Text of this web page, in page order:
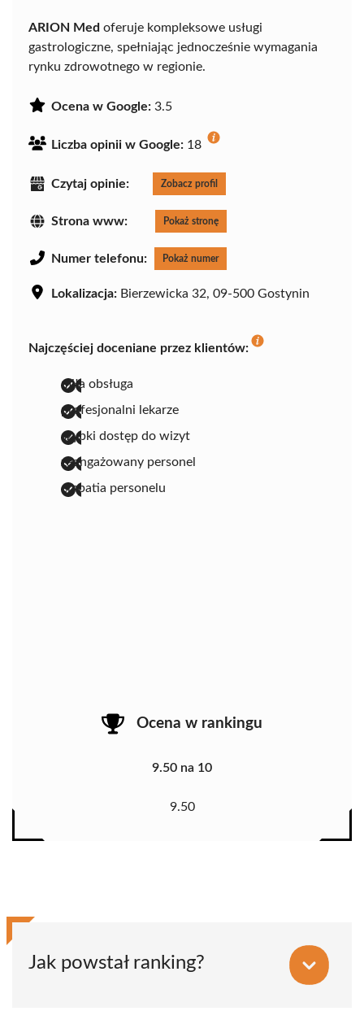
ARION Med oferuje kompleksowe usługi
gastrologiczne, spełniając jednocześnie wymagania
rynku zdrowotnego w regionie.
Ocena w Google: 3.5
Liczba opinii w Google: 18
Czytaj opinie: Zobacz profil
Strona www: Pokaż stronę
Numer telefonu: Pokaż numer
Lokalizacja: Bierzewicka 32, 09-500 Gostynin
Najczęściej doceniane przez klientów:
miła obsługa
profesjonalni lekarze
szybki dostęp do wizyt
zaangażowany personel
empatia personelu
Ocena w rankingu
9.50 na 10
9.50
Jak powstał ranking?